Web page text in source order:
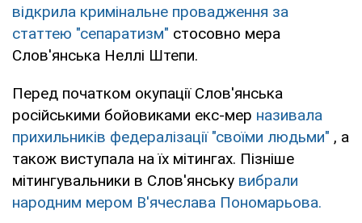
відкрила кримінальне провадження за
статтею "сепаратизм" стосовно мера
Слов'янська Неллі Штепи.
Перед початком окупації Слов'янська
російськими бойовиками екс-мер називала
прихильників федералізації "своїми людьми" , а
також виступала на їх мітингах. Пізніше
мітингувальники в Слов'янську вибрали
народним мером В'ячеслава Пономарьова.